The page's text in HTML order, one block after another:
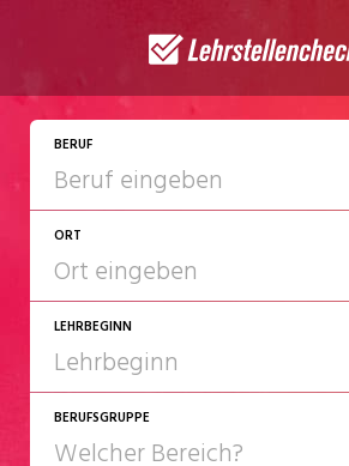
BERUF
ORT
LEHRBEGINN
2027
BERUFSGRUPPE